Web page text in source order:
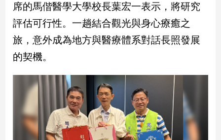
調
國
會
焦
點
席的馬偕醫學大學校長葉宏一表示，將研究
評估可行性。一趟結合觀光與身心療癒之
旅，意外成為地方與醫療體系對話長照發展
的契機。